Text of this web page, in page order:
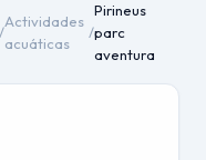
/
Actividades
acuáticas
/
Pirineus
parc
aventura